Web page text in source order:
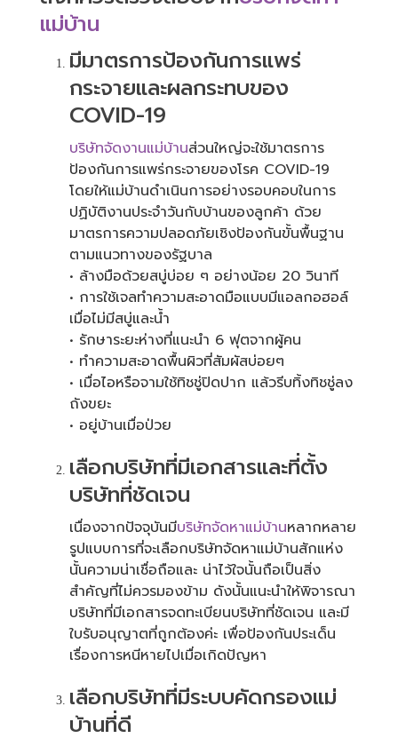
แม่บ้าน
มีมาตรการป้องกันการแพร่
กระจายและผลกระทบของ
COVID-19
บริษัทจัดงานแม่บ้านส่วนใหญ่จะใช้มาตรการ
ป้องกันการแพร่กระจายของโรค COVID-19
โดยให้แม่บ้านดำเนินการอย่างรอบคอบในการ
ปฏิบัติงานประจำวันกับบ้านของลูกค้า ด้วย
มาตรการความปลอดภัยเชิงป้องกันขั้นพื้นฐาน
ตามแนวทางของรัฐบาล
• ล้างมือด้วยสบู่บ่อย ๆ อย่างน้อย 20 วินาที
• การใช้เจลทำความสะอาดมือแบบมีแอลกอฮอล์
เมื่อไม่มีสบู่และน้ำ
• รักษาระยะห่างที่แนะนำ 6 ฟุตจากผู้คน
• ทำความสะอาดพื้นผิวที่สัมผัสบ่อยๆ
• เมื่อไอหรือจามใช้ทิชชู่ปิดปาก แล้วรีบทิ้งทิชชู่ลง
ถังขยะ
• อยู่บ้านเมื่อป่วย
เลือกบริษัทที่มีเอกสารและที่ตั้ง
บริษัทที่ชัดเจน
เนื่องจากปัจจุบันมีบริษัทจัดหาแม่บ้านหลากหลาย
รูปแบบการที่จะเลือกบริษัทจัดหาแม่บ้านสักแห่ง
นั้นความน่าเชื่อถือและ น่าไว้ใจนั้นถือเป็นสิ่ง
สำคัญที่ไม่ควรมองข้าม ดังนั้นแนะนำให้พิจารณา
บริษัทที่มีเอกสารจดทะเบียนบริษัทที่ชัดเจน และมี
ใบรับอนุญาตที่ถูกต้องค่ะ เพื่อป้องกันประเด็น
เรื่องการหนีหายไปเมื่อเกิดปัญหา
เลือกบริษัทที่มีระบบคัดกรองแม่
บ้านที่ดี